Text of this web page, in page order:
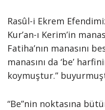
Rasûl-i Ekrem
Kur’an-ı Kerim’in
Fatiha’nın manasını
manasını da ‘be’
koymuştur.”
“Be”nin noktasına